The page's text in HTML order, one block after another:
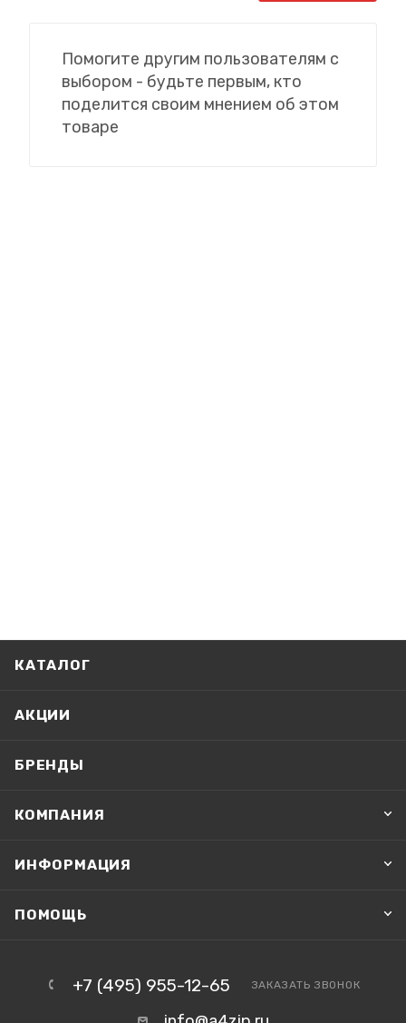
Помогите другим пользователям с
выбором - будьте первым, кто
поделится своим мнением об этом
товаре
КАТАЛОГ
АКЦИИ
БРЕНДЫ
КОМПАНИЯ
ИНФОРМАЦИЯ
ПОМОЩЬ
+7 (495) 955-12-65 ЗАКАЗАТЬ ЗВОНОК